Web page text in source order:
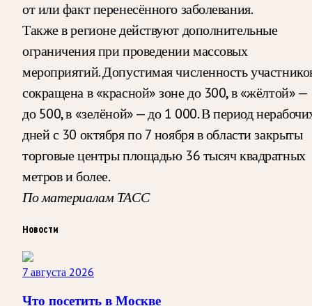
от или факт перенесённого заболевания.
Также в регионе действуют дополнительные
ограничения при проведении массовых
мероприятий. Допустимая численность
сокращена в «красной» зоне до 300, в «жёлтой» —
до 500, в «зелёной» — до 1 000. В период
дней с 30 октября по 7 ноября в области закрыты
торговые центры площадью 36 тысяч квадратных
метров и более.
По материалам ТАСС
Новости
7 августа 2026
Что посетить в Москве